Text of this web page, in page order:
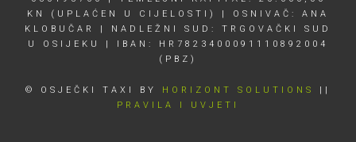
KN (UPLAĆEN U CIJELOSTI) | OSNIVAČ: ANA
KLOBUČAR | NADLEŽNI SUD: TRGOVAČKI SUD
U OSIJEKU | IBAN: HR7823400091110892004
(PBZ)
© OSJEČKI TAXI BY HORIZONT SOLUTIONS
||
PRAVILA I UVJETI